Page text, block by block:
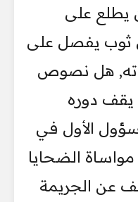
يطلع على
ثوب يفصل على
هل نصوص
يقف دوره
الأول في
مواساة الضحايا
عن الجريمة